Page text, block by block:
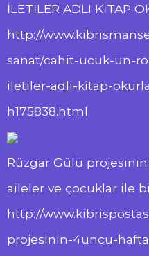
İLETİLER ADLI KİTAP
http://
sanat/cahit-ucuk-un-
iletiler-adli-kitap-
h175838.html
Rüzgar Gülü
aileler ve çocuklar ile
http://
projesinin-4uncu-